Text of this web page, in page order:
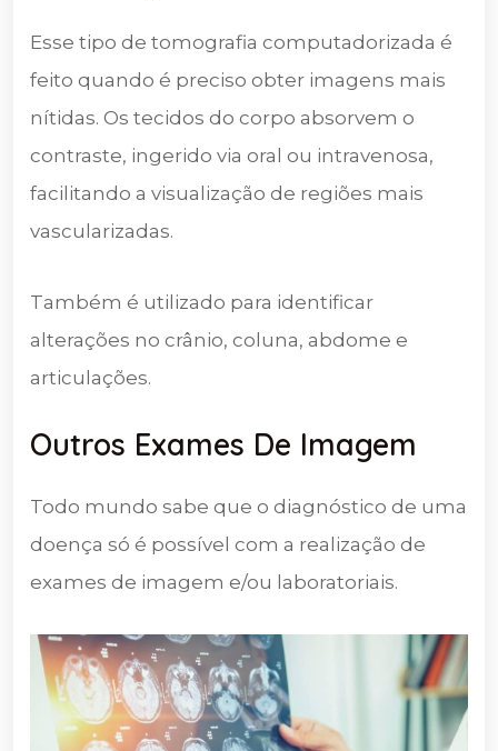
Esse tipo de tomografia computadorizada é
feito quando é preciso obter imagens mais
nítidas. Os tecidos do corpo absorvem o
contraste, ingerido via oral ou intravenosa,
facilitando a visualização de regiões mais
vascularizadas.
Também é utilizado para identificar
alterações no crânio, coluna, abdome e
articulações.
Outros Exames De Imagem
Todo mundo sabe que o diagnóstico de uma
doença só é possível com a realização de
exames de imagem e/ou laboratoriais.